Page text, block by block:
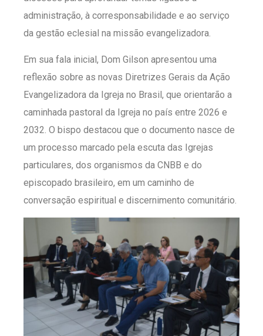
administração, à corresponsabilidade e ao serviço
da gestão eclesial na missão evangelizadora.
Em sua fala inicial, Dom Gilson apresentou uma
reflexão sobre as novas Diretrizes Gerais da Ação
Evangelizadora da Igreja no Brasil, que orientarão a
caminhada pastoral da Igreja no país entre 2026 e
2032. O bispo destacou que o documento nasce de
um processo marcado pela escuta das Igrejas
particulares, dos organismos da CNBB e do
episcopado brasileiro, em um caminho de
conversação espiritual e discernimento comunitário.